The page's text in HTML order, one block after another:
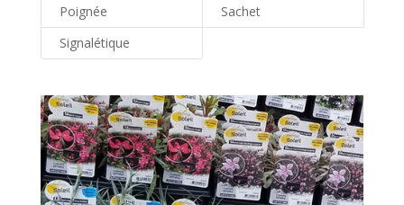
Poignée
Sachet
Signalétique